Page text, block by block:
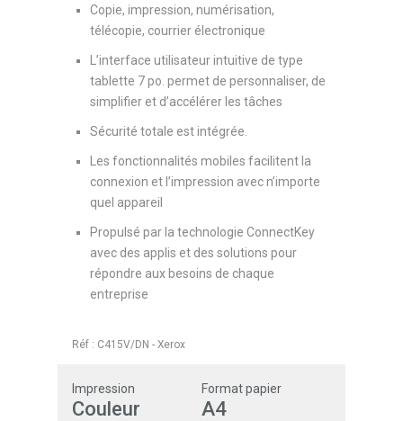
Copie, impression, numérisation,
télécopie, courrier électronique
L’interface utilisateur intuitive de type
tablette 7 po. permet de personnaliser, de
simplifier et d’accélérer les tâches
Sécurité totale est intégrée.
Les fonctionnalités mobiles facilitent la
connexion et l’impression avec n’importe
quel appareil
Propulsé par la technologie ConnectKey
avec des applis et des solutions pour
répondre aux besoins de chaque
entreprise
Réf : C415V/DN - Xerox
Impression
Couleur
Format papier
A4